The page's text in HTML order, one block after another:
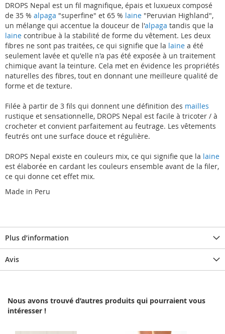
DROPS Nepal est un fil magnifique, épais et luxueux composé
de 35 % alpaga "superfine" et 65 % laine "Peruvian Highland",
un mélange qui accentue la douceur de l'alpaga tandis que la
laine contribue à la stabilité de forme du vêtement. Les deux
fibres ne sont pas traitées, ce qui signifie que la laine a été
seulement lavée et qu'elle n'a pas été exposée à un traitement
chimique avant la teinture. Cela met en évidence les propriétés
naturelles des fibres, tout en donnant une meilleure qualité de
forme et de texture.
Filée à partir de 3 fils qui donnent une définition des mailles
rustique et sensationnelle, DROPS Nepal est facile à tricoter / à
crocheter et convient parfaitement au feutrage. Les vêtements
feutrés ont une surface douce et régulière.
DROPS Nepal existe en couleurs mix, ce qui signifie que la laine
est élaborée en cardant les couleurs ensemble avant de la filer,
ce qui donne cet effet mix.
Made in Peru
Plus d’information
Avis
Nous avons trouvé d’autres produits qui pourraient vous
intéresser !